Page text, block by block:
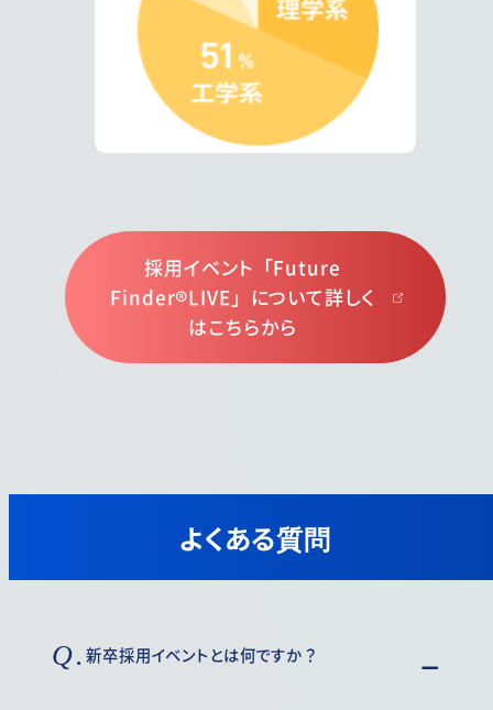
採用イベント「Future
Finder®LIVE」について詳しく
はこちらから
よくある質問
新卒採用イベントとは何ですか？